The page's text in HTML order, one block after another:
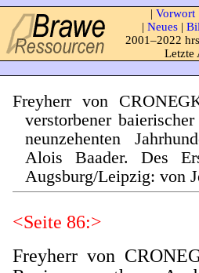
| Vorwort
| Neues |
2001–2022
Letzte
Freyherr von
verstorbener
neunzehenten
Alois Baader. Des
Augsburg/Leipzig: von
<Seite 86:>
Freyherr von